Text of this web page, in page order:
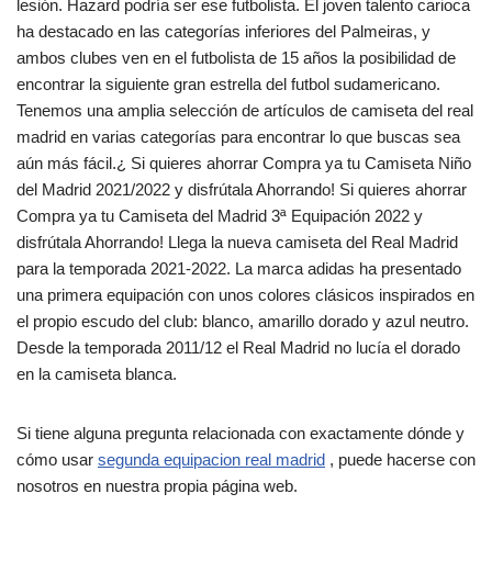
lesión. Hazard podría ser ese futbolista. El joven talento carioca
ha destacado en las categorías inferiores del Palmeiras, y
ambos clubes ven en el futbolista de 15 años la posibilidad de
encontrar la siguiente gran estrella del futbol sudamericano.
Tenemos una amplia selección de artículos de camiseta del real
madrid en varias categorías para encontrar lo que buscas sea
aún más fácil.¿ Si quieres ahorrar Compra ya tu Camiseta Niño
del Madrid 2021/2022 y disfrútala Ahorrando! Si quieres ahorrar
Compra ya tu Camiseta del Madrid 3ª Equipación 2022 y
disfrútala Ahorrando! Llega la nueva camiseta del Real Madrid
para la temporada 2021-2022. La marca adidas ha presentado
una primera equipación con unos colores clásicos inspirados en
el propio escudo del club: blanco, amarillo dorado y azul neutro.
Desde la temporada 2011/12 el Real Madrid no lucía el dorado
en la camiseta blanca.
Si tiene alguna pregunta relacionada con exactamente dónde y
cómo usar segunda equipacion real madrid , puede hacerse con
nosotros en nuestra propia página web.